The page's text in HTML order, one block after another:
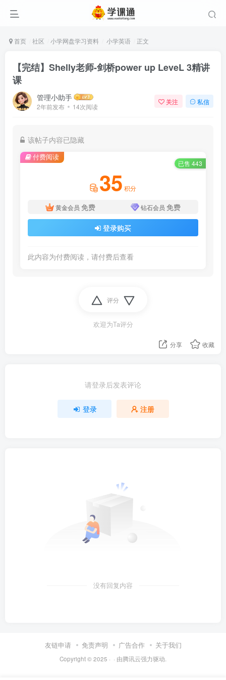
首页 社区 小学网盘学习资料 小学英语 正文
【完结】Shelly老师-剑桥power up LeveL 3精讲
课
管理小助手
2年前发布 14次阅读
关注 私信
该帖子内容已隐藏
付费阅读
已售 443
35 积分
黄金会员 免费 钻石会员 免费
登录购买
此内容为付费阅读，请付费后查看
评分
欢迎为Ta评分
分享 收藏
请登录后发表评论
登录 注册
没有回复内容
友链申请 免责声明 广告合作 关于我们
Copyright © 2025 · · 由腾讯云强力驱动.